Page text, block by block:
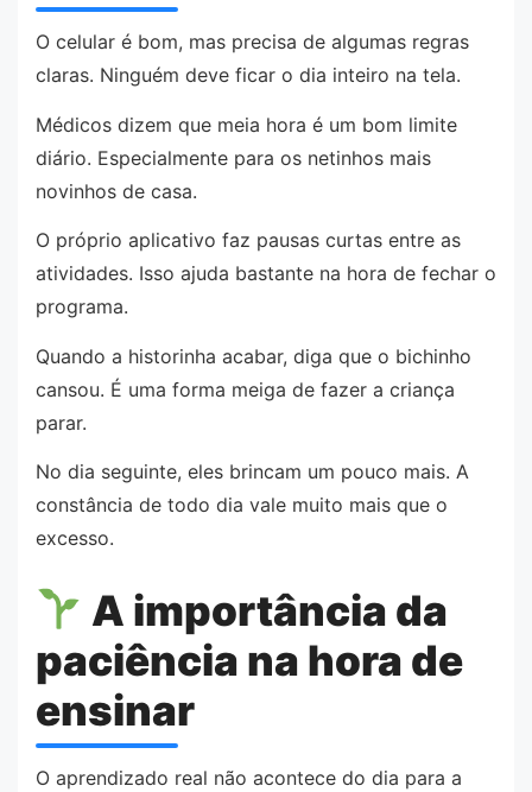
O celular é bom, mas precisa de algumas regras
claras. Ninguém deve ficar o dia inteiro na tela.
Médicos dizem que meia hora é um bom limite
diário. Especialmente para os netinhos mais
novinhos de casa.
O próprio aplicativo faz pausas curtas entre as
atividades. Isso ajuda bastante na hora de fechar o
programa.
Quando a historinha acabar, diga que o bichinho
cansou. É uma forma meiga de fazer a criança
parar.
No dia seguinte, eles brincam um pouco mais. A
constância de todo dia vale muito mais que o
excesso.
A importância da
paciência na hora de
ensinar
O aprendizado real não acontece do dia para a